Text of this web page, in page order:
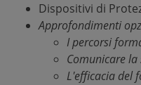
Dispositivi di
Approfondimenti
I percorsi
Comunicare la
L'efficacia del